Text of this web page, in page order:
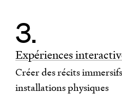
Expériences
Créer des récits
installations physiques